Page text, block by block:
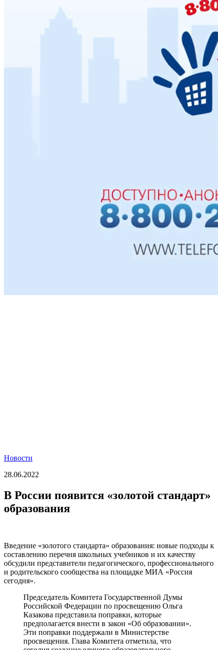
Новости
28.06.2022
В России появится «золотой стандарт»
образования
Введение «золотого стандарта» образования: новые подходы к
составлению перечня школьных учебников и их качеству
обсудили представители педагогического, профессионального
и родительского сообщества на площадке МИА «Россия
сегодня».
Председатель Комитета Государственной Думы
Российской Федерации по просвещению Ольга
Казакова представила поправки, которые
предполагается внести в закон «Об образовании».
Эти поправки поддержали в Министерстве
просвещения. Глава Комитета отметила, что